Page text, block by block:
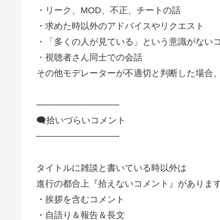
・リーク、MOD、不正、チートの話
・求めた時以外のアドバイスやリクエスト
・「多くの人が見ている」という意識がない
・視聴者さん同士での会話
その他モデレーターが不適切と判断した場合
─────────────
🗨️拾いづらいコメント
─────────────
タイトルに雑談と書いている時以外は
進行の都合上『拾えないコメント』がありま
・挨拶を含むコメント
・自語り＆報告＆長文